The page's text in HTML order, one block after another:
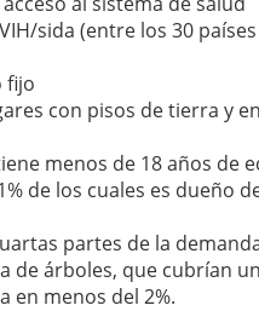
sida (entre los 30
fijo
con pisos de tierra y en
menos de 18 años de
de los cuales es dueño
partes de la
de árboles, que cubrían
en menos del 2%.